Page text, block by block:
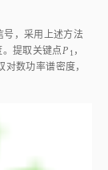
号，采用上述方法
提取关键点P 1 ，
数功率谱密度，